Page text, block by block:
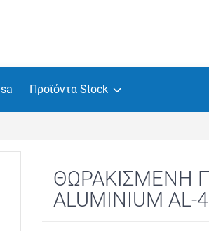
Προϊόντα Stock
ΘΩΡΑΚΙΣΜΕΝΗ
ALUMINIUM AL-